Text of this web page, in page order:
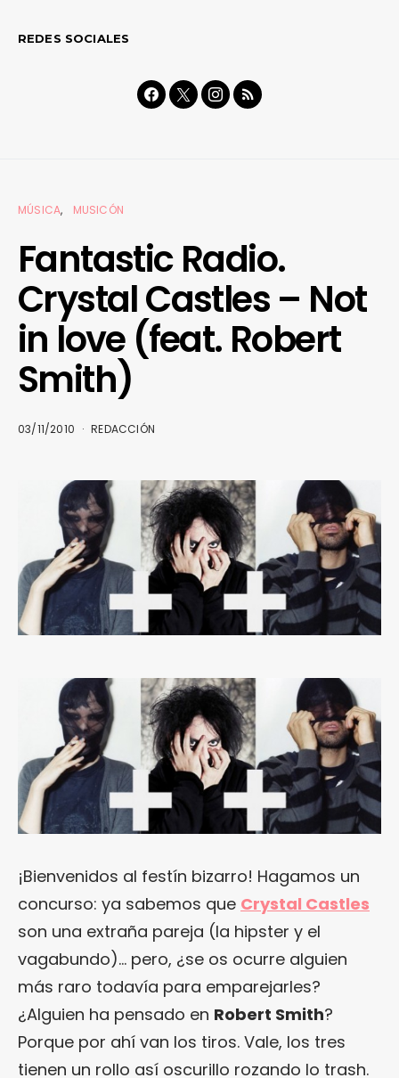
REDES SOCIALES
MÚSICA MUSICÓN
Fantastic Radio.
Crystal Castles – Not
in love (feat. Robert
Smith)
03/11/2010 REDACCIÓN
¡Bienvenidos al festín bizarro! Hagamos un
concurso: ya sabemos que Crystal Castles
son una extraña pareja (la hipster y el
vagabundo)… pero, ¿se os ocurre alguien
más raro todavía para emparejarles?
¿Alguien ha pensado en Robert Smith?
Porque por ahí van los tiros. Vale, los tres
tienen un rollo así oscurillo rozando lo trash.